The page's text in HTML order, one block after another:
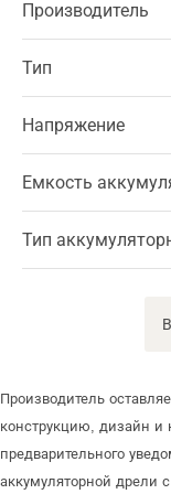
Производитель
Тип
Напряжение
Емкость
Тип
Производитель
конструкцию, дизайн и
предварительного
аккумуляторной